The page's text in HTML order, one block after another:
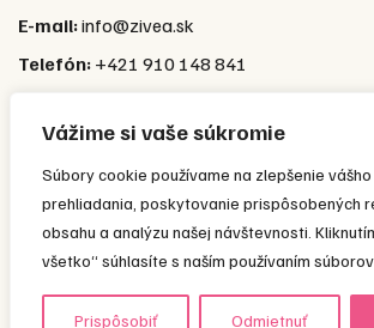
Vážime si vaše súkromie
Súbory cookie používame na zlepšenie
prehliadania, poskytovanie prispôsobených
obsahu a analýzu našej návštevnosti.
všetko“ súhlasíte s naším používaním
Prispôsobiť Odmietnuť
E-mail:info@zivea.sk
Telefón: +421 910 148 841
© 2026 ŽIVEA s.r.o.